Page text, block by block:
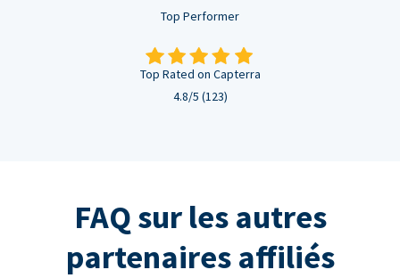
Top Performer
Top Rated on Capterra
4.8/5 (123)
FAQ sur les autres
partenaires affiliés